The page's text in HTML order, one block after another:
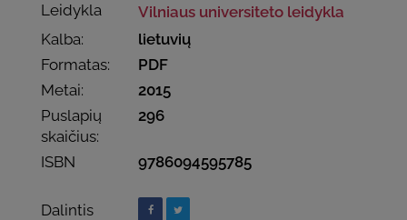
Leidykla
Vilniaus universiteto leidykla
Kalba:
lietuvių
Formatas:
PDF
Metai:
2015
Puslapių
skaičius:
296
ISBN 9786094595785
Dalintis